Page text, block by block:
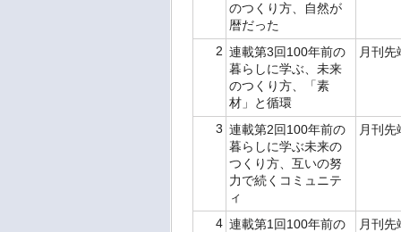
のつくり方、自然が
暦だった
2 連載第3回100年前の
暮らしに学ぶ、未来
のつくり方、「素
材」と循環
月刊
3 連載第2回100年前の
暮らしに学ぶ未来の
つくり方、互いの努
力で続くコミュニテ
ィ
月刊
4 連載第1回100年前の
月刊